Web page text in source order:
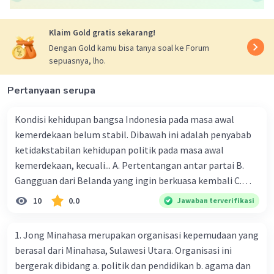
merdeka. Ahmad Soebarjo adalah seorang
diplomat dan politikus Indonesia yang aktif
memperjuangkan pengakuan kemerdekaan
Indonesia dari negara-negara sahabat. Salah
satu upayanya adalah dengan mengunjungi
akan kemerdekaan Indonesia yang telah
diproklamasikan. Upaya diplomasi semacam ini
sangat penting dalam memperoleh pengakuan
internasional bagi kemerdekaan Indonesia.
Beri Rating Balas
Mahasiswa/Alumni Universitas Negeri Jakarta
06 April 2024 04:25
Jawaban adalah a. mengunjungi negara sahabat dan
Klaim Gold gratis sekarang!
Dengan Gold kamu bisa tanya soal ke Forum
sepuasnya, lho.
Pertanyaan serupa
Kondisi kehidupan bangsa Indonesia pada masa awal
kemerdekaan belum stabil. Dibawah ini adalah penyabab
ketidakstabilan kehidupan politik pada masa awal
kemerdekaan, kecuali... A. Pertentangan antar partai B.
Gangguan dari Belanda yang ingin berkuasa kembali C.
Munculnya kesulitan ekonomi dan keuangan D. Terjadinya
bentrokan antar etnis E. Munculnya gangguan keamanan
maklumat pemerintah mengenai pendirian partai partai
politik. Sebelum adanya maklumat pemerintah tanggal 3
10 0.0 Jawaban terverifikasi
1. Jong Minahasa merupakan organisasi kepemudaan yang
berasal dari Minahasa, Sulawesi Utara. Organisasi ini
bergerak dibidang a. politik dan pendidikan b. agama dan